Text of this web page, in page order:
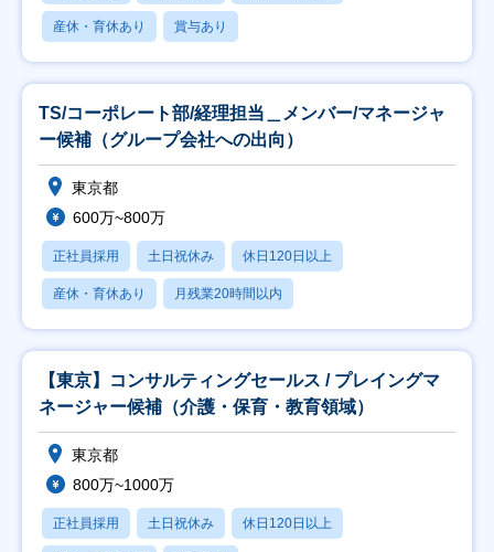
産休・育休あり 賞与あり
TS/コーポレート部/経理担当＿メンバー/マネージャ
ー候補（グループ会社への出向）
東京都
600万~800万
正社員採用 土日祝休み 休日120日以上
産休・育休あり 月残業20時間以内
【東京】コンサルティングセールス / プレイングマ
ネージャー候補（介護・保育・教育領域）
東京都
800万~1000万
正社員採用 土日祝休み 休日120日以上